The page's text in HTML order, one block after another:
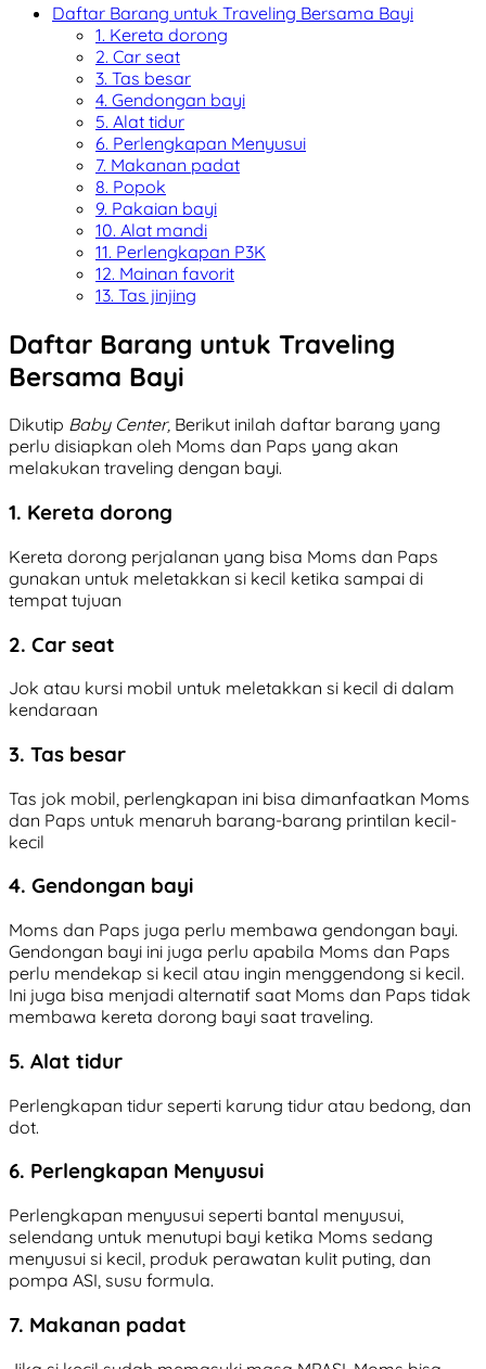
Daftar Barang untuk Traveling Bersama Bayi
1. Kereta dorong
2. Car seat
3. Tas besar
4. Gendongan bayi
5. Alat tidur
6. Perlengkapan Menyusui
7. Makanan padat
8. Popok
9. Pakaian bayi
10. Alat mandi
11. Perlengkapan P3K
12. Mainan favorit
13. Tas jinjing
Daftar Barang untuk Traveling
Bersama Bayi
Dikutip Baby Center, Berikut inilah daftar barang yang
perlu disiapkan oleh Moms dan Paps yang akan
melakukan traveling dengan bayi.
1. Kereta dorong
Kereta dorong perjalanan yang bisa Moms dan Paps
gunakan untuk meletakkan si kecil ketika sampai di
tempat tujuan
2. Car seat
Jok atau kursi mobil untuk meletakkan si kecil di dalam
kendaraan
3. Tas besar
Tas jok mobil, perlengkapan ini bisa dimanfaatkan Moms
dan Paps untuk menaruh barang-barang printilan kecil-
kecil
4. Gendongan bayi
Moms dan Paps juga perlu membawa gendongan bayi.
Gendongan bayi ini juga perlu apabila Moms dan Paps
perlu mendekap si kecil atau ingin menggendong si kecil.
Ini juga bisa menjadi alternatif saat Moms dan Paps tidak
membawa kereta dorong bayi saat traveling.
5. Alat tidur
Perlengkapan tidur seperti karung tidur atau bedong, dan
dot.
6. Perlengkapan Menyusui
Perlengkapan menyusui seperti bantal menyusui,
selendang untuk menutupi bayi ketika Moms sedang
menyusui si kecil, produk perawatan kulit puting, dan
pompa ASI, susu formula.
7. Makanan padat